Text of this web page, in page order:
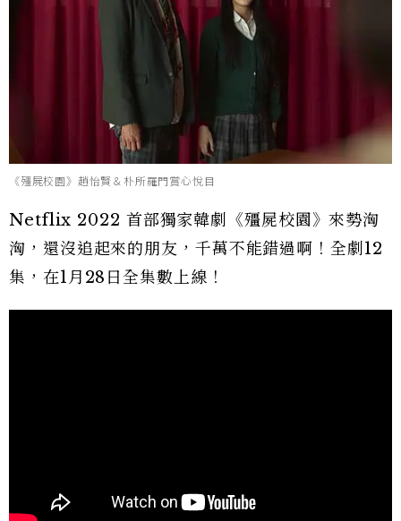
《殭屍校園》趙怡賢＆朴所羅門賞心悅目
Netflix 2022 首部獨家韓劇《殭屍校園》來勢洶
洶，還沒追起來的朋友，千萬不能錯過啊！全劇12
集，在1月28日全集數上線！